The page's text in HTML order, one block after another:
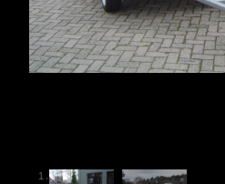
1 /2